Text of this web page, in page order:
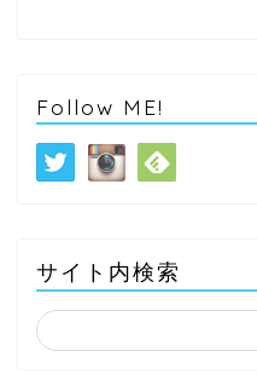
Follow ME!
サイト内検索